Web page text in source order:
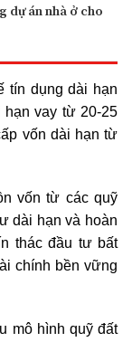
dự án nhà ở cho
tín dụng dài hạn
vay từ 20-25
vốn dài hạn từ
vốn từ các quỹ
dài hạn và hoàn
thác đầu tư bất
chính bền vững
mô hình quỹ đất